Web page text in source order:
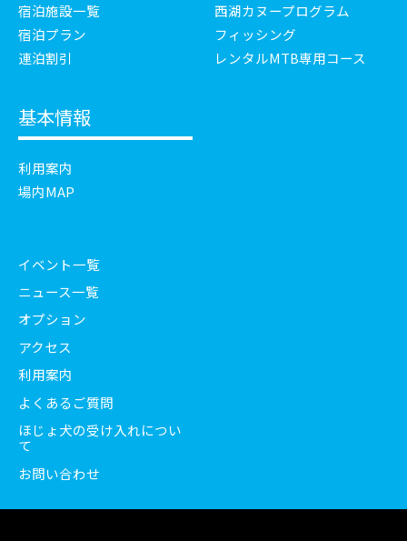
宿泊施設一覧
宿泊プラン
連泊割引
西湖カヌープログラム
フィッシング
レンタルMTB専用コース
基本情報
利用案内
場内MAP
イベント一覧
ニュース一覧
オプション
アクセス
利用案内
よくあるご質問
ほじょ犬の受け入れについ
て
お問い合わせ